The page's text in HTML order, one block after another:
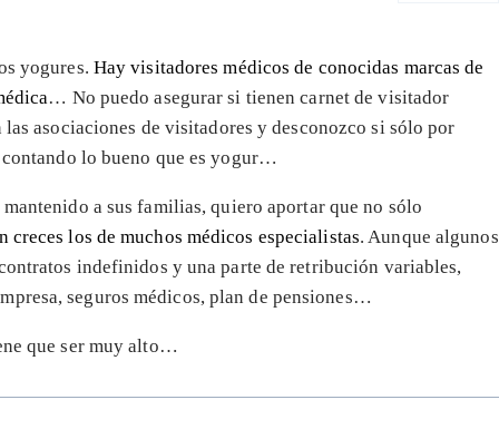
yogures. Hay visitadores médicos de conocidas marcas de
… No puedo asegurar si tienen carnet de visitador
asociaciones de visitadores y desconozco si sólo por
lo bueno que es yogur…
a sus familias, quiero aportar que no sólo
creces los de muchos médicos especialistas. Aunque algunos
indefinidos y una parte de retribución variables,
seguros médicos, plan de pensiones…
que ser muy alto…